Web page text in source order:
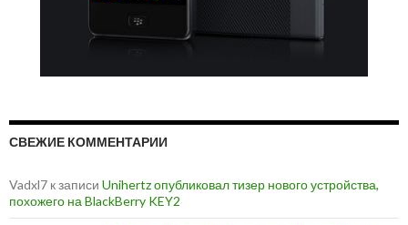
СВЕЖИЕ КОММЕНТАРИИ
Vadxl7 к записи Unihertz опубликовал тизер нового устройства,
похожего на BlackBerry KEY2